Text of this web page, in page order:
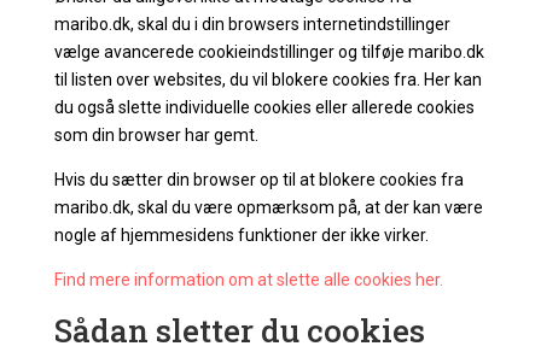
maribo.dk, skal du i din browsers internetindstillinger
vælge avancerede cookieindstillinger og tilføje maribo.dk
til listen over websites, du vil blokere cookies fra. Her kan
du også slette individuelle cookies eller allerede cookies
som din browser har gemt.
Hvis du sætter din browser op til at blokere cookies fra
maribo.dk, skal du være opmærksom på, at der kan være
nogle af hjemmesidens funktioner der ikke virker.
Find mere information om at slette alle cookies her.
Sådan sletter du cookies